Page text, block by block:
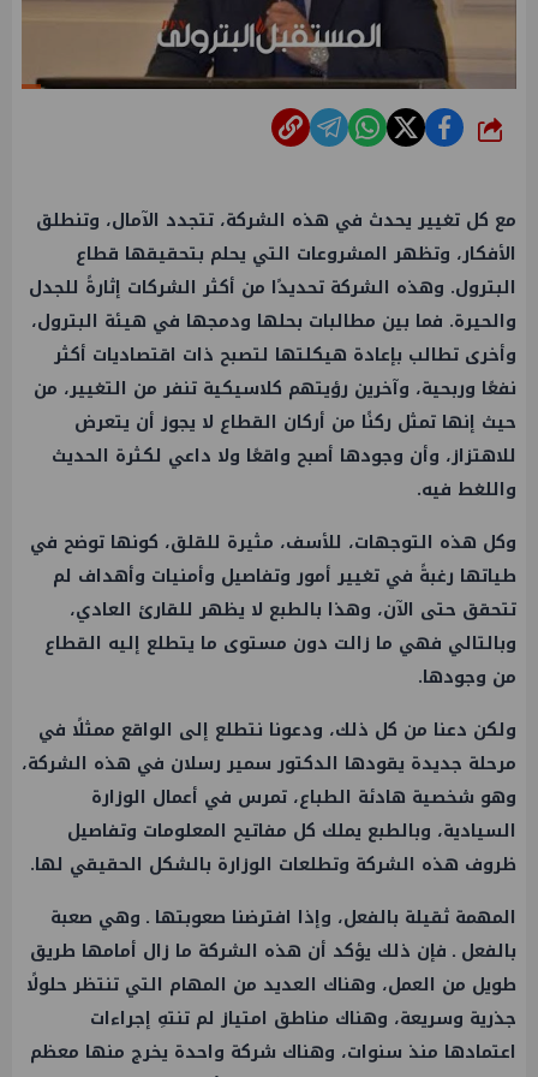
شارك
مع كل تغيير يحدث في هذه الشركة، تتجدد الآمال، وتنطلق
الأفكار، وتظهر المشروعات التي يحلم بتحقيقها قطاع
البترول. وهذه الشركة تحديدًا من أكثر الشركات إثارةً للجدل
والحيرة. فما بين مطالبات بحلها ودمجها في هيئة البترول،
وأخرى تطالب بإعادة هيكلتها لتصبح ذات اقتصاديات أكثر
نفعًا وربحية، وآخرين رؤيتهم كلاسيكية تنفر من التغيير، من
حيث إنها تمثل ركنًا من أركان القطاع لا يجوز أن يتعرض
للاهتزاز، وأن وجودها أصبح واقعًا ولا داعي لكثرة الحديث
واللغط فيه.
وكل هذه التوجهات، للأسف، مثيرة للقلق، كونها توضح في
طياتها رغبةً في تغيير أمور وتفاصيل وأمنيات وأهداف لم
تتحقق حتى الآن، وهذا بالطبع لا يظهر للقارئ العادي،
وبالتالي فهي ما زالت دون مستوى ما يتطلع إليه القطاع
من وجودها.
ولكن دعنا من كل ذلك، ودعونا نتطلع إلى الواقع ممثلًا في
مرحلة جديدة يقودها الدكتور سمير رسلان في هذه الشركة،
وهو شخصية هادئة الطباع، تمرس في أعمال الوزارة
السيادية، وبالطبع يملك كل مفاتيح المعلومات وتفاصيل
ظروف هذه الشركة وتطلعات الوزارة بالشكل الحقيقي لها.
المهمة ثقيلة بالفعل، وإذا افترضنا صعوبتها ـ وهي صعبة
بالفعل ـ فإن ذلك يؤكد أن هذه الشركة ما زال أمامها طريق
طويل من العمل، وهناك العديد من المهام التي تنتظر حلولًا
جذرية وسريعة، وهناك مناطق امتياز لم تنتهِ إجراءات
اعتمادها منذ سنوات، وهناك شركة واحدة يخرج منها معظم